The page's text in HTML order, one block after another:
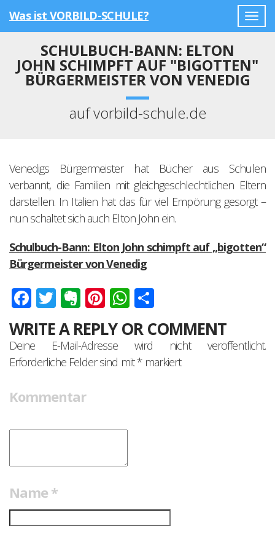
Was ist VORBILD-SCHULE?
SCHULBUCH-BANN: ELTON
JOHN SCHIMPFT AUF "BIGOTTEN"
BÜRGERMEISTER VON VENEDIG
auf vorbild-schule.de
Venedigs Bürgermeister hat Bücher aus Schulen
verbannt, die Familien mit gleichgeschlechtlichen Eltern
darstellen. In Italien hat das für viel Empörung gesorgt –
nun schaltet sich auch Elton John ein.
Schulbuch-Bann: Elton John schimpft auf „bigotten“
Bürgermeister von Venedig
Facebook
Twitter
Evernote
Pinterest
WhatsApp
WRITE A REPLY OR COMMENT
Deine E-Mail-Adresse wird nicht veröffentlicht.
Erforderliche Felder sind mit*markiert
Kommentar
Name *